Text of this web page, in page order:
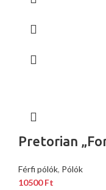
Pretorian
Férfi pólók, Pólók
10500Ft